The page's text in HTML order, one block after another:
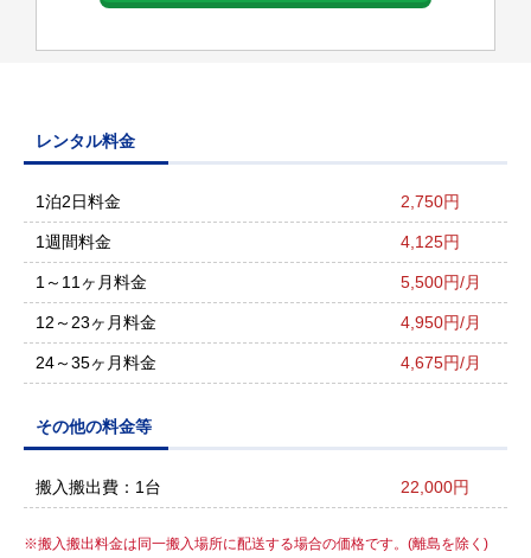
レンタル料金
1泊2日料金 2,750円
1週間料金 4,125円
1～11ヶ月料金 5,500円/月
12～23ヶ月料金 4,950円/月
24～35ヶ月料金 4,675円/月
その他の料金等
搬入搬出費：1台 22,000円
搬入搬出料金は同一搬入場所に配送する場合の価格です。(離島を除く)